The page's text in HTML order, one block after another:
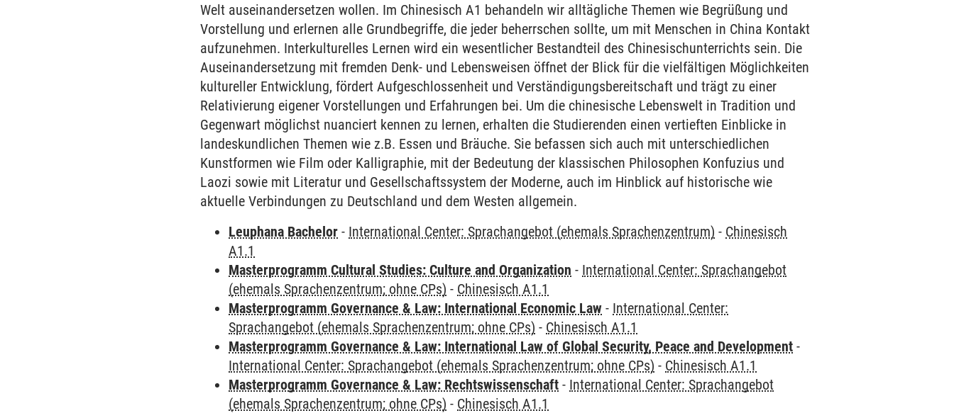
Welt auseinandersetzen wollen. Im Chinesisch A1 behandeln wir alltägliche Themen wie Begrüßung und
Vorstellung und erlernen alle Grundbegriffe, die jeder beherrschen sollte, um mit Menschen in China Kontakt
aufzunehmen. Interkulturelles Lernen wird ein wesentlicher Bestandteil des Chinesischunterrichts sein. Die
Auseinandersetzung mit fremden Denk- und Lebensweisen öffnet der Blick für die vielfältigen Möglichkeiten
kultureller Entwicklung, fördert Aufgeschlossenheit und Verständigungsbereitschaft und trägt zu einer
Relativierung eigener Vorstellungen und Erfahrungen bei. Um die chinesische Lebenswelt in Tradition und
Gegenwart möglichst nuanciert kennen zu lernen, erhalten die Studierenden einen vertieften Einblicke in
landeskundlichen Themen wie z.B. Essen und Bräuche. Sie befassen sich auch mit unterschiedlichen
Kunstformen wie Film oder Kalligraphie, mit der Bedeutung der klassischen Philosophen Konfuzius und
Laozi sowie mit Literatur und Gesellschaftssystem der Moderne, auch im Hinblick auf historische wie
aktuelle Verbindungen zu Deutschland und dem Westen allgemein.
Leuphana Bachelor - International Center: Sprachangebot (ehemals Sprachenzentrum) - Chinesisch
A1.1
Masterprogramm Cultural Studies: Culture and Organization - International Center: Sprachangebot
(ehemals Sprachenzentrum; ohne CPs) - Chinesisch A1.1
Masterprogramm Governance & Law: International Economic Law - International Center:
Sprachangebot (ehemals Sprachenzentrum; ohne CPs) - Chinesisch A1.1
Masterprogramm Governance & Law: International Law of Global Security, Peace and Development -
International Center: Sprachangebot (ehemals Sprachenzentrum; ohne CPs) - Chinesisch A1.1
Masterprogramm Governance & Law: Rechtswissenschaft - International Center: Sprachangebot
(ehemals Sprachenzentrum; ohne CPs) - Chinesisch A1.1